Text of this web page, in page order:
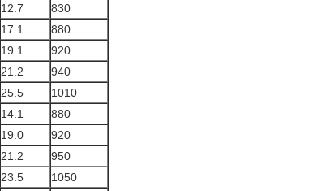
12.7
830
17.1
880
19.1
920
21.2
940
25.5
1010
14.1
880
19.0
920
21.2
950
23.5
1050